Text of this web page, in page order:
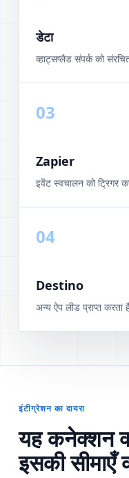
डेटा
व्हाट्सप्लैड संपर्क को
03
Zapier
इवेंट स्वचालन को ट्रिगर
04
Destino
अन्य ऐप लीड प्राप्त करता
इंटीग्रेशन का दायरा
यह कनेक्शन
इसकी सीमाएँ